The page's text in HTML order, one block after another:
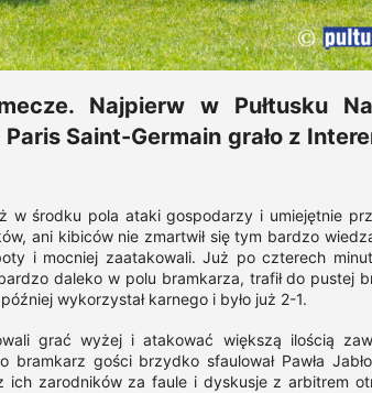
Najpierw w Pułtusku
Saint-Germain grało z
w środku pola ataki gospodarzy i umiejętnie
ani kibiców nie zmartwił się tym bardzo
i mocniej zaatakowali. Już po czterech
daleko w polu bramkarza, trafił do pustej
wykorzystał karnego i było już 2-1.
grać wyżej i atakować większą ilością
gości brzydko sfaulował Pawła
zarodników za faule i dyskusje z arbitrem